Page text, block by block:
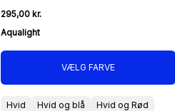
295,00 kr.
Aqualight
VÆLG FARVE
Hvid Hvid og blå
Hvid og Rød